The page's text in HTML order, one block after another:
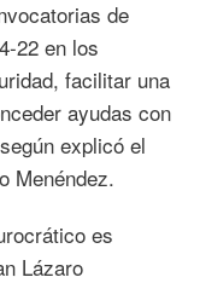
de
22 en los
facilitar una
ayudas con
explicó el
Menéndez.
es
Lázaro